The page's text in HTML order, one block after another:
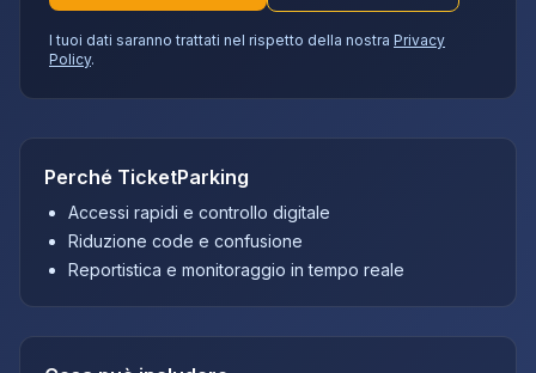
I tuoi dati saranno trattati nel rispetto della nostra Privacy
Policy.
Perché TicketParking
Accessi rapidi e controllo digitale
Riduzione code e confusione
Reportistica e monitoraggio in tempo reale